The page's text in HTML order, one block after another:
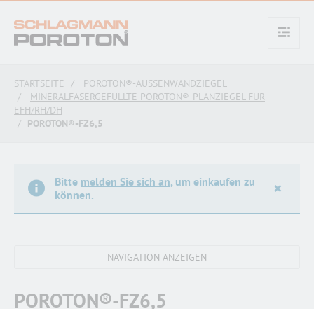
text.skipToContent
text.skipToNavigation
STARTSEITE
POROTON®-AUSSENWANDZIEGEL
MINERALFASERGEFÜLLTE POROTON®-PLANZIEGEL FÜR
EFH/RH/DH
POROTON®-FZ6,5
Bitte melden Sie sich an, um einkaufen zu
können.
×
POROTON®-FZ6,5